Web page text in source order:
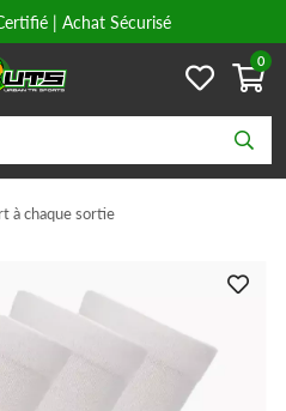
| Achat Sécurisé
personnels
0
à chaque sortie